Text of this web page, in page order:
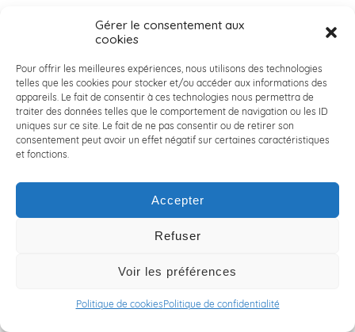
Gérer le consentement aux
cookies
Pour offrir les meilleures expériences, nous utilisons des technologies
telles que les cookies pour stocker et/ou accéder aux informations des
appareils. Le fait de consentir à ces technologies nous permettra de
traiter des données telles que le comportement de navigation ou les ID
uniques sur ce site. Le fait de ne pas consentir ou de retirer son
consentement peut avoir un effet négatif sur certaines caractéristiques
et fonctions.
Accepter
Refuser
Voir les préférences
Politique de cookiesPolitique de confidentialité
🏀 ACALY DAYS 2024 : seconde édition ! 🏀
30 mai 2024
👔 COLLECTE DE VETEMENTS POUR LA CRAVATE
SOLIDAIRE 👔
29 mai 2024
✨🌍 Une expérience humaine inoubliable partagée
22 mai 2024